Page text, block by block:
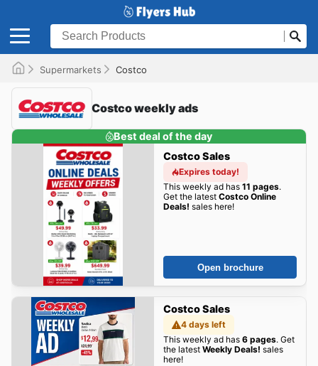
Supermarkets Costco
Costco weekly ads
Best deal of the day
Costco Sales
Expires today!
This weekly ad has 11 pages.
Get the latest Costco Online
Deals! sales here!
Open brochure
Costco Sales
4 days left
This weekly ad has 6 pages. Get
the latest Weekly Deals! sales
here!